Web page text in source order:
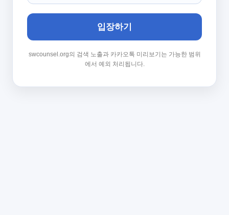
입장하기
swcounsel.org의 검색 노출과 카카오톡 미리보기는 가능한 범위
에서 예외 처리됩니다.